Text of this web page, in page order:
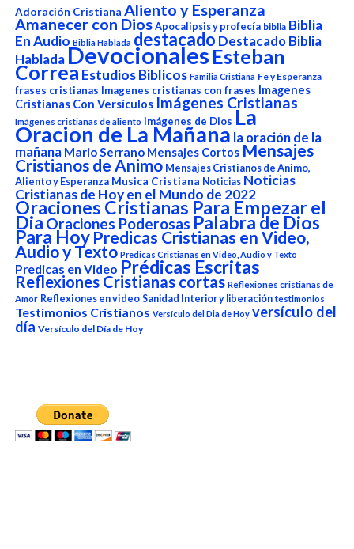
Adoración Cristiana Aliento y Esperanza
Amanecer con Dios Apocalipsis y profecía biblia Biblia
En Audio Biblia Hablada destacado Destacado Biblia
HabladaDevocionalesEsteban
Correa Estudios Biblicos Familia Cristiana Fe y Esperanza
frases cristianas Imagenes cristianas con frases Imagenes
Cristianas Con Versículos Imágenes Cristianas
Imágenes cristianas de aliento imágenes de Dios La
Oracion de La Mañana la oración de la
mañana Mario Serrano Mensajes Cortos Mensajes
Cristianos de Animo Mensajes Cristianos de Animo,
Aliento y Esperanza Musica Cristiana Noticias Noticias
Cristianas de Hoy en el Mundo de 2022
Oraciones Cristianas Para Empezar el
Dia Oraciones Poderosas Palabra de Dios
Para Hoy Predicas Cristianas en Video,
Audio y Texto Predicas Cristianas en Video, Audio y Texto
Predicas en Video Prédicas Escritas
Reflexiones Cristianas cortas Reflexiones cristianas de
Amor Reflexiones en video Sanidad Interior y liberación testimonios
Testimonios Cristianos Versículo del Dia de Hoy versículo del
día Versículo del Día de Hoy